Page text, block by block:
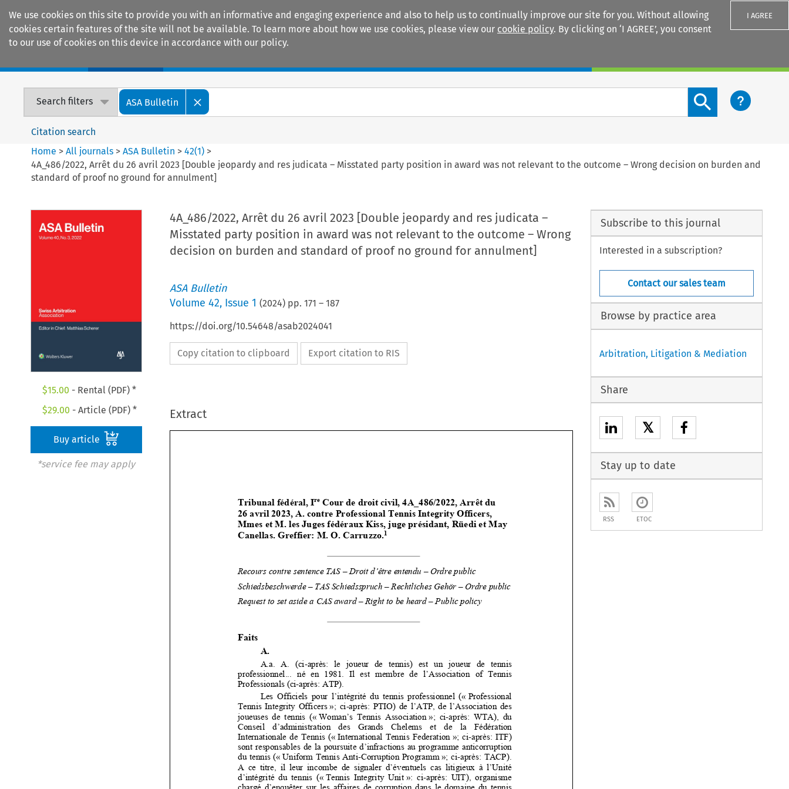
We use cookies on this site to provide you with an informative and engaging experience and also to help us to continually improve our site for you. Without allowing
cookies certain features of the site will not be available. To learn more about how we use cookies, please view our cookie policy. By clicking on ‘I AGREE’, you consent
to our use of cookies on this device in accordance with our policy.
I AGREE
Search filters ASA Bulletin
Search content button
Citation search
Home >All journals >ASA Bulletin >42(1) >
4A_486/2022, Arrêt du 26 avril 2023 [Double jeopardy and res judicata – Misstated party position in award was not relevant to the outcome – Wrong decision on burden and
standard of proof no ground for annulment]
$15.00 - Rental (PDF) *
$29.00 - Article (PDF) *
Buy article
*service fee may apply
4A_486/2022, Arrêt du 26 avril 2023 [Double jeopardy and res judicata –
Misstated party position in award was not relevant to the outcome – Wrong
decision on burden and standard of proof no ground for annulment]
ASA Bulletin
Volume 42, Issue 1 (2024) pp. 171 – 187
https://doi.org/10.54648/asab2024041
Copy citation to clipboard Export citation to RIS
Extract
  




 










 
 

 

Tribunal fédéral, I Cour de droit civil, 4A_486/2022, Arrêt du
Mmes et M. les Juges fédéraux Kiss, juge présidant, Rüedi et May
Recours contre sentence TAS – Droit d’être entendu – Ordre public
A.
A.a.   A.   (ci-après:   le   joueur   de   tennis)   est   un   joueur   de   tennis
professionnel...  né  en  1981.  Il  est  membre  de  l’Association  of  Tennis
Professionals (ci-après: ATP).
Les  Officiels  pour  l’intégrité  du  tennis  professionnel  («  Professional
Tennis  Integrity  Officers  »;  ci-après:  PTIO)  de  l’ATP,  de  l’Association  des
joueuses  de  tennis  («  Woman’s  Tennis  Association  »;  ci-après:  WTA),  du
Conseil    d’administration    des    Grands    Chelems    et    de    la    Fédération
Internationale  de  Tennis  («  International  Tennis  Federation  »;  ci-après:  ITF)
sont  responsables  de  la  poursuite  d’infractions  au  programme  anticorruption
du tennis (« Uniform Tennis Anti-Corruption Programm »; ci-après: TACP).
A  ce  titre,  il  leur  incombe  de  signaler  d’éventuels  cas  litigieux  à  l’Unité
d’intégrité  du  tennis  («  Tennis  Integrity  Unit  »:  ci-après:  UIT),  organisme
chargé  d’enquêter  sur  les  affaires  de
  corruption  dans  le  domaine  du  tennis
professionnel.
A.b. En 2007, l’ATP a découvert des preuves établissant que le joueur
Subscribe to this journal
Interested in a subscription?
Contact our sales team
Browse by practice area
Arbitration, Litigation & Mediation
Share
𝕏
Stay up to date
RSS ETOC